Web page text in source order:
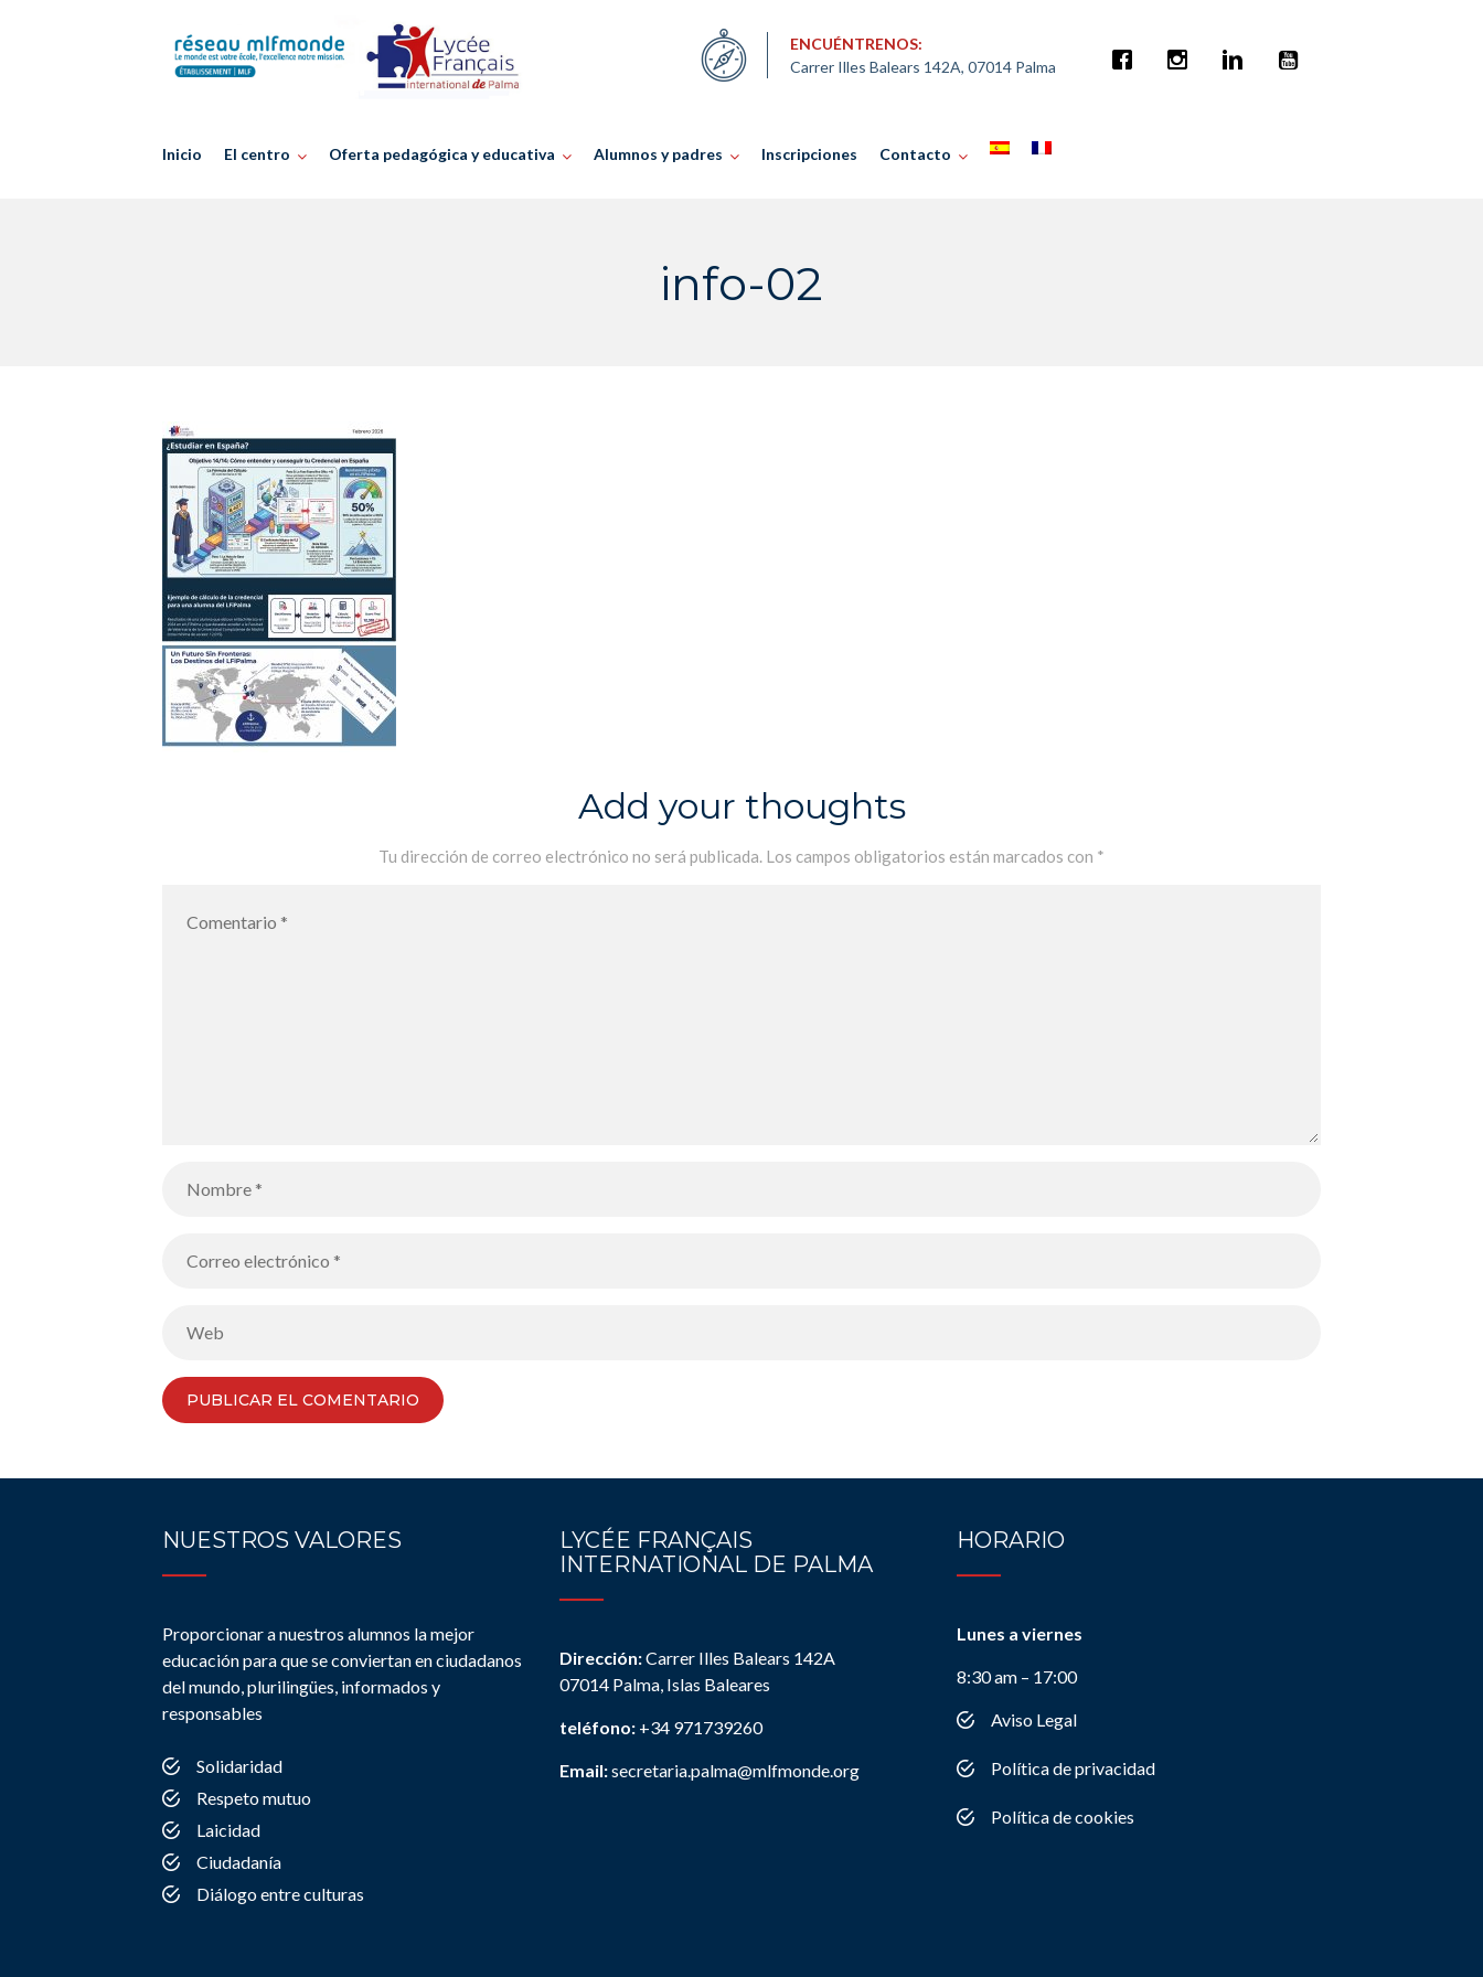
ENCUÉNTRENOS:
Carrer Illes Balears 142A, 07014 Palma
Inicio El centro Oferta pedagógica y educativa Alumnos y padres Inscripciones Contacto
info-02
Add your thoughts
Tu dirección de correo electrónico no será publicada. Los campos obligatorios están marcados con *
NUESTROS VALORES
Proporcionar a nuestros alumnos la mejor
educación para que se conviertan en ciudadanos
del mundo, plurilingües, informados y
responsables
Solidaridad
Respeto mutuo
Laicidad
Ciudadanía
Diálogo entre culturas
LYCÉE FRANÇAIS
INTERNATIONAL DE PALMA
Dirección:Carrer Illes Balears 142A
07014 Palma, Islas Baleares
teléfono: +34 971739260
Email:secretaria.palma@mlfmonde.org
HORARIO
Lunes a viernes
8:30 am – 17:00
Aviso Legal
Política de privacidad
Política de cookies